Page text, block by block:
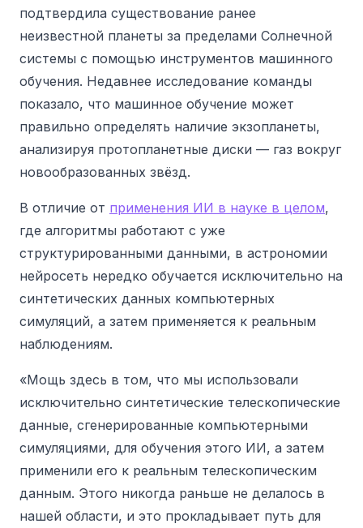
подтвердила существование ранее
неизвестной планеты за пределами Солнечной
системы с помощью инструментов машинного
обучения. Недавнее исследование команды
показало, что машинное обучение может
правильно определять наличие экзопланеты,
анализируя протопланетные диски — газ вокруг
новообразованных звёзд.
В отличие от применения ИИ в науке в целом,
где алгоритмы работают с уже
структурированными данными, в астрономии
нейросеть нередко обучается исключительно на
синтетических данных компьютерных
симуляций, а затем применяется к реальным
наблюдениям.
«Мощь здесь в том, что мы использовали
исключительно синтетические телескопические
данные, сгенерированные компьютерными
симуляциями, для обучения этого ИИ, а затем
применили его к реальным телескопическим
данным. Этого никогда раньше не делалось в
нашей области, и это прокладывает путь для